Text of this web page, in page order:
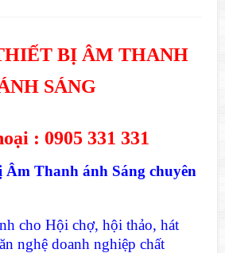
BỊ ÂM THANH
SÁNG
: 0905 331 331
Âm Thanh ánh Sáng chuyên
cho Hội chợ, hội thảo, hát
nghệ doanh nghiệp chất